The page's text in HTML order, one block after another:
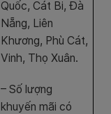
Quốc, Cát Bi, Đà
Nẵng, Liên
Khương, Phù Cát,
Vinh, Thọ Xuân.
– Số lượng
khuyến mãi có